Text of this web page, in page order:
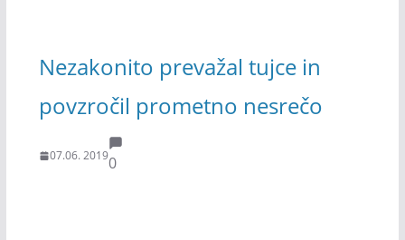
Nezakonito prevažal tujce in
povzročil prometno nesrečo
07.06. 20190